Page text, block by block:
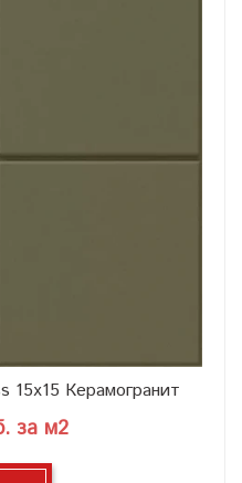
15x15 Керамогранит
за м2